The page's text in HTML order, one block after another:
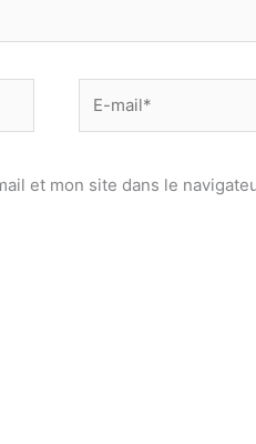
mail*
et mon site dans le